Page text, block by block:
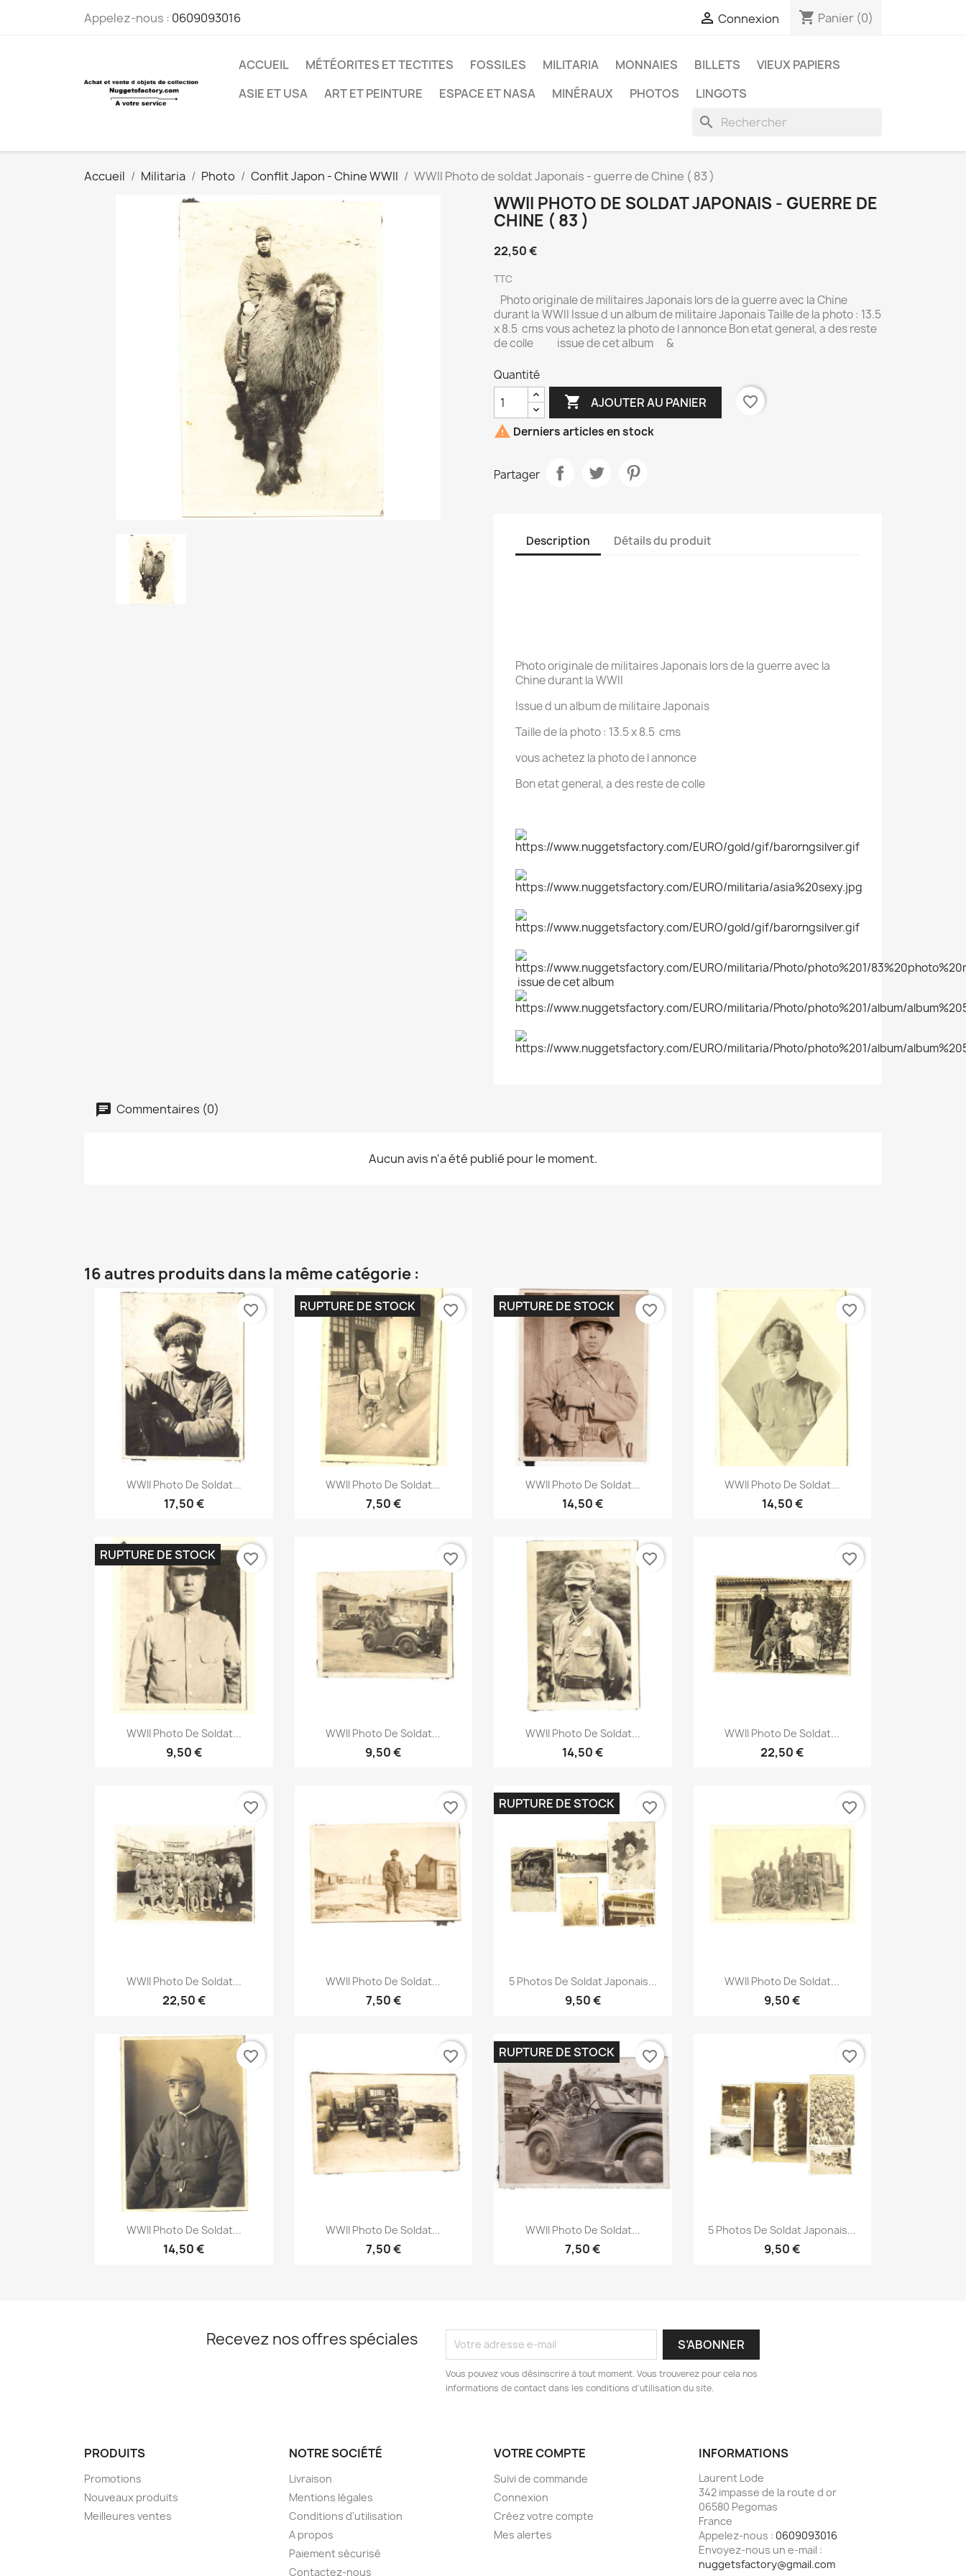
Appelez-nous : 0609093016  Connexion shopping_cart Panier (0)
ACCUEIL MÉTÉORITES ET TECTITES FOSSILES MILITARIA MONNAIES BILLETS
VIEUX PAPIERS
ASIE ET USA
ART ET PEINTURE ESPACE ET NASA MINÉRAUX PHOTOS LINGOTS
search
Accueil Militaria Photo Conflit Japon - Chine WWII WWII Photo de soldat Japonais - guerre de Chine ( 83 )
WWII PHOTO DE SOLDAT JAPONAIS - GUERRE DE
CHINE ( 83 )
22,50 €
TTC
Photo originale de militaires Japonais lors de la guerre avec la Chine
durant la WWII Issue d un album de militaire Japonais Taille de la photo : 13.5
x 8.5 cms vous achetez la photo de l annonce Bon etat general, a des reste
de colle issue de cet album &
Quantité
 AJOUTER AU PANIER
favorite_border
 Derniers articles en stock
Partager
Description Détails du produit
Photo originale de militaires Japonais lors de la guerre avec la
Chine durant la WWII
Issue d un album de militaire Japonais
Taille de la photo : 13.5 x 8.5 cms
vous achetez la photo de l annonce
Bon etat general, a des reste de colle
issue de cet album
Commentaires (0)
Aucun avis n'a été publié pour le moment.
16 autres produits dans la même catégorie :
Aperçu rapide
WWII Photo De Soldat...
17,50 €
favorite_border
Aperçu rapide
WWII Photo De Soldat...
7,50 €
RUPTURE DE STOCK favorite_border
Aperçu rapide
WWII Photo De Soldat...
14,50 €
RUPTURE DE STOCK favorite_border
Aperçu rapide
WWII Photo De Soldat...
14,50 €
favorite_border
Aperçu rapide
WWII Photo De Soldat...
9,50 €
RUPTURE DE STOCK favorite_border
Aperçu rapide
WWII Photo De Soldat...
9,50 €
favorite_border
Aperçu rapide
WWII Photo De Soldat...
14,50 €
favorite_border
Aperçu rapide
WWII Photo De Soldat...
22,50 €
favorite_border
Aperçu rapide
WWII Photo De Soldat...
22,50 €
favorite_border
Aperçu rapide
WWII Photo De Soldat...
7,50 €
favorite_border
Aperçu rapide
5 Photos De Soldat Japonais...
9,50 €
RUPTURE DE STOCK favorite_border
Aperçu rapide
WWII Photo De Soldat...
9,50 €
favorite_border
Aperçu rapide
WWII Photo De Soldat...
14,50 €
favorite_border
Aperçu rapide
WWII Photo De Soldat...
7,50 €
favorite_border
Aperçu rapide
WWII Photo De Soldat...
7,50 €
RUPTURE DE STOCK favorite_border
Aperçu rapide
5 Photos De Soldat Japonais...
9,50 €
favorite_border
Recevez nos offres spéciales
Vous pouvez vous désinscrire à tout moment. Vous trouverez pour cela nos
informations de contact dans les conditions d'utilisation du site.
PRODUITS
Promotions
Nouveaux produits
Meilleures ventes
NOTRE SOCIÉTÉ
Livraison
Mentions légales
Conditions d'utilisation
A propos
Paiement sécurisé
Contactez-nous
VOTRE COMPTE
Suivi de commande
Connexion
Créez votre compte
Mes alertes
INFORMATIONS
Laurent Lode
342 impasse de la route d or
06580 Pegomas
France
Appelez-nous : 0609093016
Envoyez-nous un e-mail :
nuggetsfactory@gmail.com